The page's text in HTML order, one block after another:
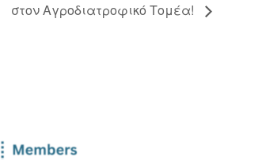
στον Αγροδιατροφικό Τομέα!